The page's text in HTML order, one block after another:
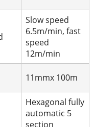
Slow speed
6.5m/min, fast
speed
12m/min
11mmx 100m
Hexagonal fully
automatic 5
section